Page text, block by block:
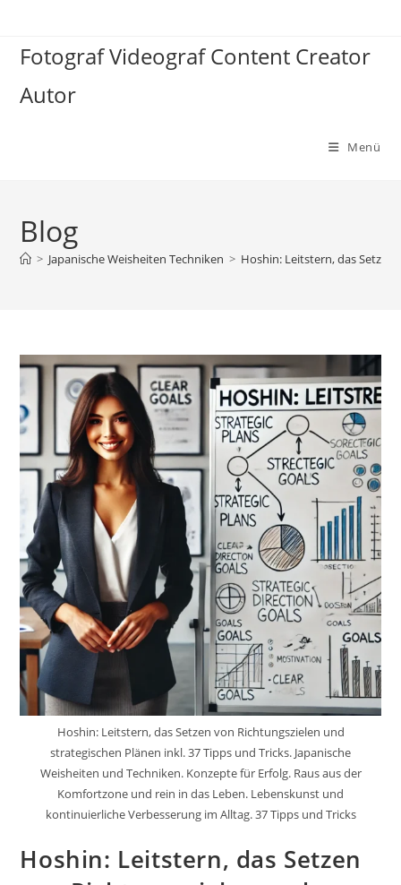
springen
Fotograf Videograf Content Creator
Autor
Menü
Blog
> Japanische Weisheiten Techniken > Hoshin: Leitstern, das
Hoshin: Leitstern, das Setzen von Richtungszielen und
strategischen Plänen inkl. 37 Tipps und Tricks. Japanische
Weisheiten und Techniken. Konzepte für Erfolg. Raus aus der
Komfortzone und rein in das Leben. Lebenskunst und
kontinuierliche Verbesserung im Alltag. 37 Tipps und Tricks
Hoshin: Leitstern, das Setzen